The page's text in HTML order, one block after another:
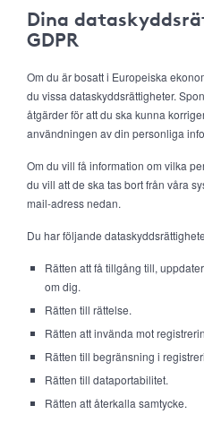
Dina
GDPR
Om du är bosatt i Europeiska
du vissa dataskyddsrättigheter.
åtgärder för att du ska kunna
användningen av din personliga
Om du vill få information om vilka
du vill att de ska tas bort från våra
mail-adress nedan.
Du har följande
Rätten att få tillgång till,
om dig.
Rätten till rättelse.
Rätten att invända mot
Rätten till begränsning i
Rätten till dataportabilitet.
Rätten att återkalla samtycke.